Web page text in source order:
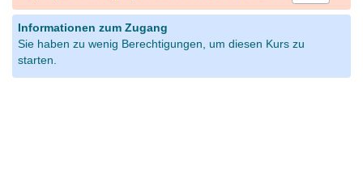
Informationen zum Zugang
Sie haben zu wenig Berechtigungen, um diesen Kurs zu
starten.